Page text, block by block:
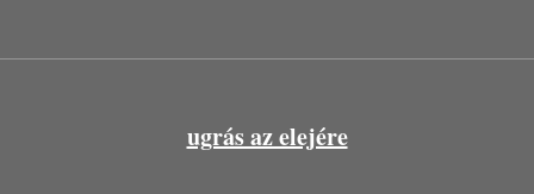
ugrás az elejére